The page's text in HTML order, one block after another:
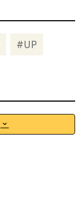
#UP